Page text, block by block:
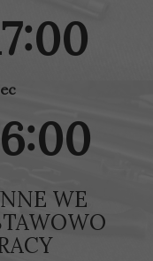
WE